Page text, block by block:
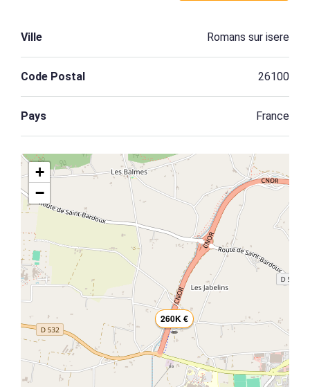
Ville Romans sur isere
Code Postal 26100
Pays France
260K €
+
−